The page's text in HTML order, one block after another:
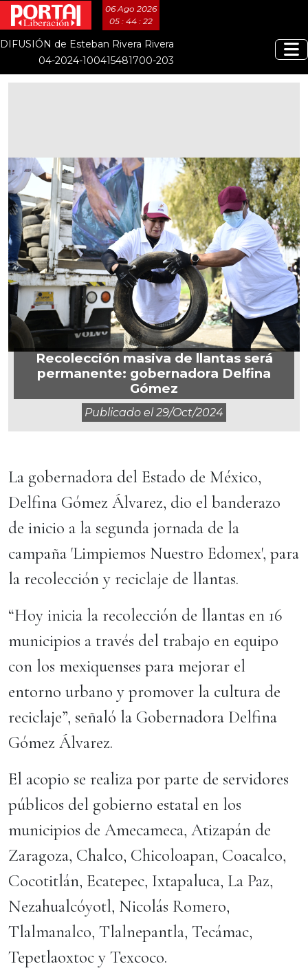
06 Ago 2026
05 : 44 : 23
DIFUSIÓN de Esteban Rivera Rivera
04-2024-100415481700-203
Recolección masiva de llantas será
permanente: gobernadora Delfina
Gómez
Publicado el29/oct/2024
La gobernadora del Estado de México,
Delfina Gómez Álvarez, dio el banderazo
de inicio a la segunda jornada de la
campaña 'Limpiemos Nuestro Edomex', para
la recolección y reciclaje de llantas.
“Hoy inicia la recolección de llantas en 16
municipios a través del trabajo en equipo
con los mexiquenses para mejorar el
entorno urbano y promover la cultura de
reciclaje”, señaló la Gobernadora Delfina
Gómez Álvarez.
El acopio se realiza por parte de servidores
públicos del gobierno estatal en los
municipios de Amecameca, Atizapán de
Zaragoza, Chalco, Chicoloapan, Coacalco,
Cocotitlán, Ecatepec, Ixtapaluca, La Paz,
Nezahualcóyotl, Nicolás Romero,
Tlalmanalco, Tlalnepantla, Tecámac,
Tepetlaoxtoc y Texcoco.